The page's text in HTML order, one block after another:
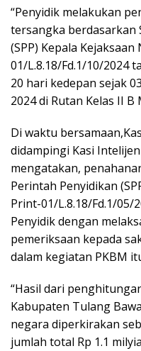
“Penyidik melakukan
tersangka berdasarkan
(SPP) Kepala
01/L.8.18/Fd.1/10/2024
20 hari kedepan sejak
2024 di Rutan Kelas II B
Di waktu
didampingi Kasi
mengatakan,
Perintah Penyidikan
Print-01/L.8.18/Fd.1/05/
Penyidik dengan
pemeriksaan kepada
dalam kegiatan PKBM
“Hasil dari
Kabupaten Tulang
negara diperkirakan
jumlah total Rp 1.1